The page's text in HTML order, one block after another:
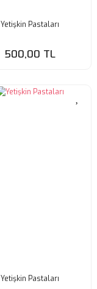
Yetişkin Pastaları
500,00 TL
Yetişkin Pastaları